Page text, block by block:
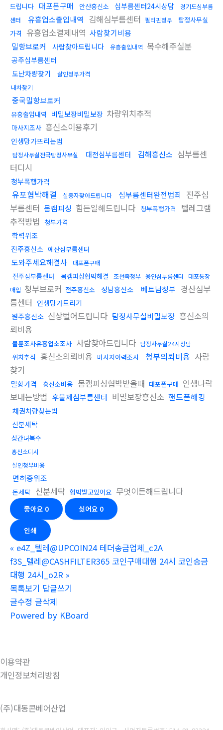
드립니다 대포폰구매 안산흥신소 심부름센터24시상담
경기도심부름
센터
유흥업소출입내역 김해심부름센터 필리핀청부
탐정사무실
가격 유흥업소결제내역 사람찾기비용
밀항브로커
사람찾아드립니다 유흥출입내역 복수해주실분
공주심부름센터
도난차량찾기
살인청부가격
내차찾기
중국밀항브로커
유흥출입내역 비밀보장비밀보장 차량위치추적
마사지조사 흥신소이용후기
인생망가뜨리는법
탐정사무실전국탐정사무실 대전심부름센터 김해흥신소 심부름센
터디시
청부폭행가격
유포협박해결 실종자찾아드립니다 심부름센터완전범죄
진주심
부름센터 몸캠피싱 힘든일해드립니다 청부폭행가격
텔레그램
추적방법
청부가격
학력위조
진주흥신소 예산심부름센터
도와주세요해결사 대포폰구매
전주심부름센터 몸캠피싱협박해결 조선족청부 용인심부름센터
대포통장
매입 청부브로커 전주흥신소 성남흥신소 베트남청부 경산심부
름센터 인생망가트리기
원주흥신소 신상털어드립니다 탐정사무실비밀보장 흥신소의
뢰비용
불륜조사유흥업소조사 사람찾아드립니다 탐정사무실24시상담
위치추적 흥신소의뢰비용 마사지이력조사 청부의뢰비용 사람
찾기
밀항가격 흥신소비용 몸캠피싱협박받을때 대포폰구매 인생나락
보내는방법 후불제심부름센터 비밀보장흥신소 핸드폰해킹
채권차량찾는법
신분세탁
상간녀복수
흥신소디시
살인청부비용
면허증위조
돈세탁 신분세탁 협박받고있어요 무엇이든해드립니다
좋아요 0 싫어요 0
인쇄
« e4Z_텔레@UPCOIN24 테더송금업체_c2A
f3S_텔레@CASHFILTER365 코인구매대행 24시 코인송금
대행 24시_o2R »
목록보기 답글쓰기
글수정 글삭제
Powered by KBoard
이용약관
개인정보처리방침
(주)대동콘베어산업